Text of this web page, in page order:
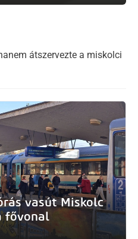
átszervezte a miskolci
vasút Miskolc
fővonal